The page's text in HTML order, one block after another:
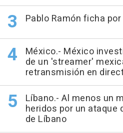
Pablo Ramón ficha
México.- México
de un 'streamer'
retransmisión en
Líbano.- Al menos un
heridos por un ataque
de Líbano